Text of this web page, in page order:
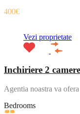
400€
Vezi proprietate
Inchiriere 2
Agentia noastra va
Bedrooms